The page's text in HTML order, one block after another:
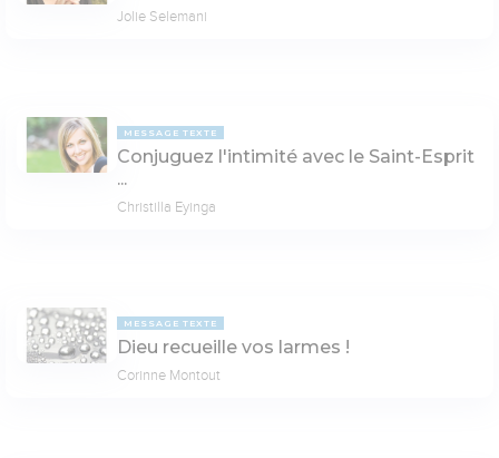
Jolie Selemani
MESSAGE TEXTE
Conjuguez l'intimité avec le Saint-Esprit
...
Christilla Eyinga
MESSAGE TEXTE
Dieu recueille vos larmes !
Corinne Montout